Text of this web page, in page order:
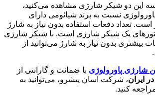
این دو شیکر شارژی مشاهده می‌کنید،
نسبت به برند شیائومی دارای
تعداد دفعات استفاده بدون نیاز به شارژ
یک شیکر شارژی است. با شیکر شارژی
بیشتری بدون نیاز به شارژ می‌توانید از
شارژی پاورولوژی با ضمانت و گارانتی از
در ایران، شرکت آسان پیشرو، می‌توانید به
کنید.